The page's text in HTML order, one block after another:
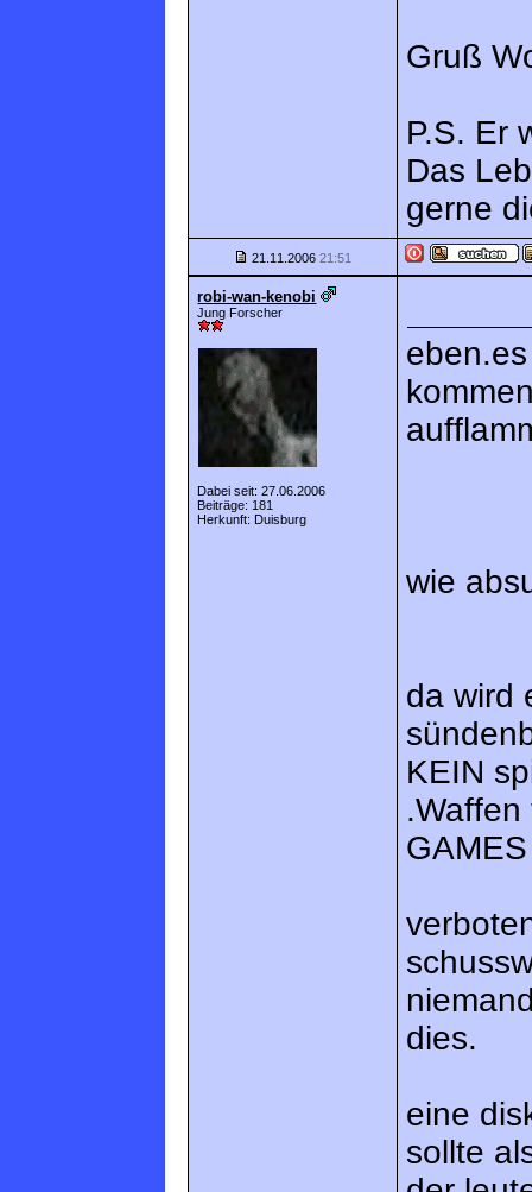
Gruß
P.S. Er
Das
gerne
21.11.200621:51
robi-wan-kenobi
Jung Forscher
Dabei seit: 27.06.2006
Beiträge: 181
Herkunft: Duisburg
wie
da wird
KEIN
dies.
eine
sollte